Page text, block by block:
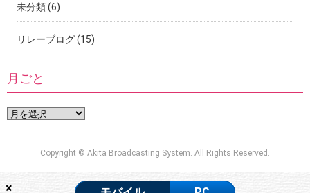
×
未分類(6)
リレーブログ(15)
月ごと
Copyright © Akita Broadcasting System. All Rights Reserved.